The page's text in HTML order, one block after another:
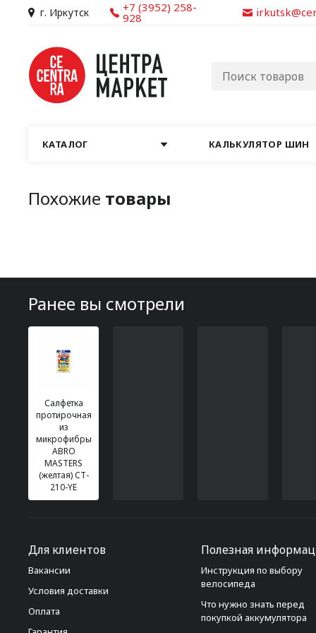
г. Иркутск +7 (3952) 258-
928
КАТАЛОГ КАЛЬКУЛЯТОР ШИН
Похожие товары
Ранее вы смотрели
Салфетка
протирочная
из
микрофибры
ABRO
MASTERS
(желтая) CT-
210-YE
Для клиентов
Вакансии
Условия доставки
Оплата
Полезная
Инструкция по выбору
велосипеда
Что нужно знать перед
покупкой аккумулятора